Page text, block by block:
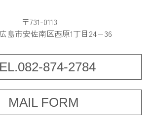
〒731-0113
島市安佐南区西原1丁目24−36
874-2784
MAIL FORM